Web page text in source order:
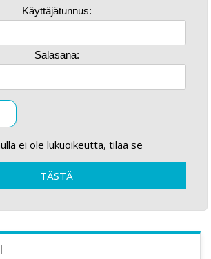
Käyttäjätunnus:
Salasana:
ei ole lukuoikeutta, tilaa se
TÄSTÄ